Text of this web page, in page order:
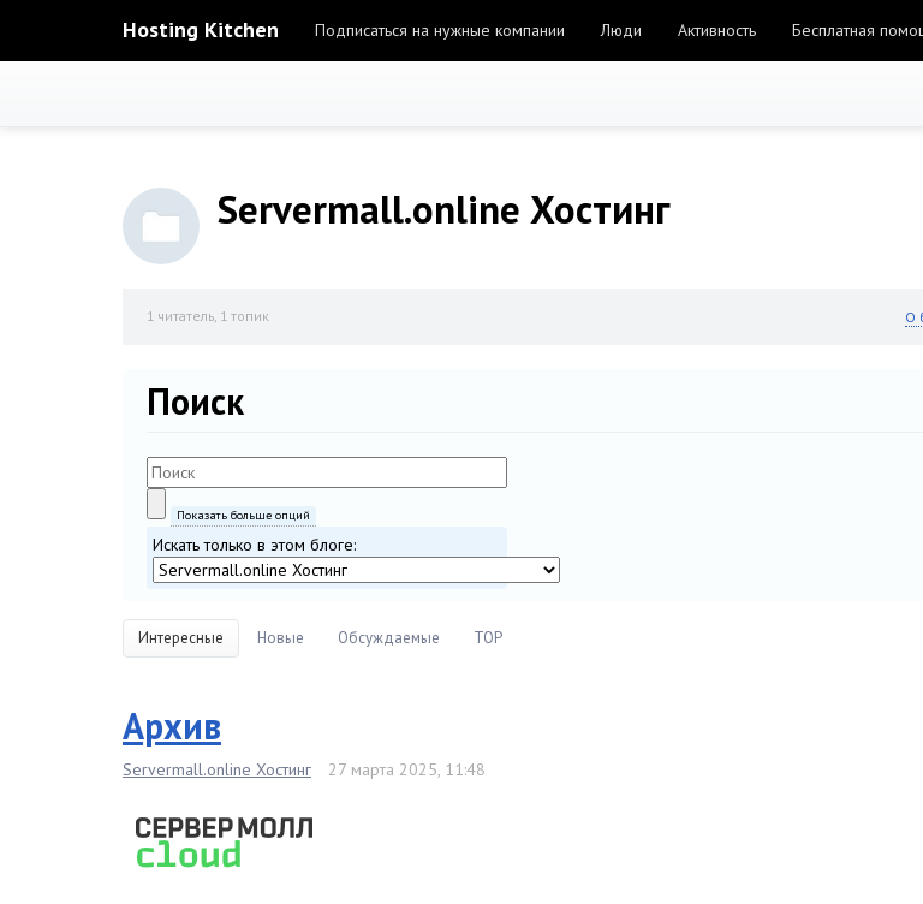
Hosting Kitchen Подписаться на нужные компании Люди Активность Бесплатная
Servermall.online Хостинг
1 читатель, 1 топик О
Поиск
Показать больше опций
Искать только в этом блоге:
Интересные Новые Обсуждаемые TOP
Архив
Servermall.online Хостинг 27 марта 2025, 11:48